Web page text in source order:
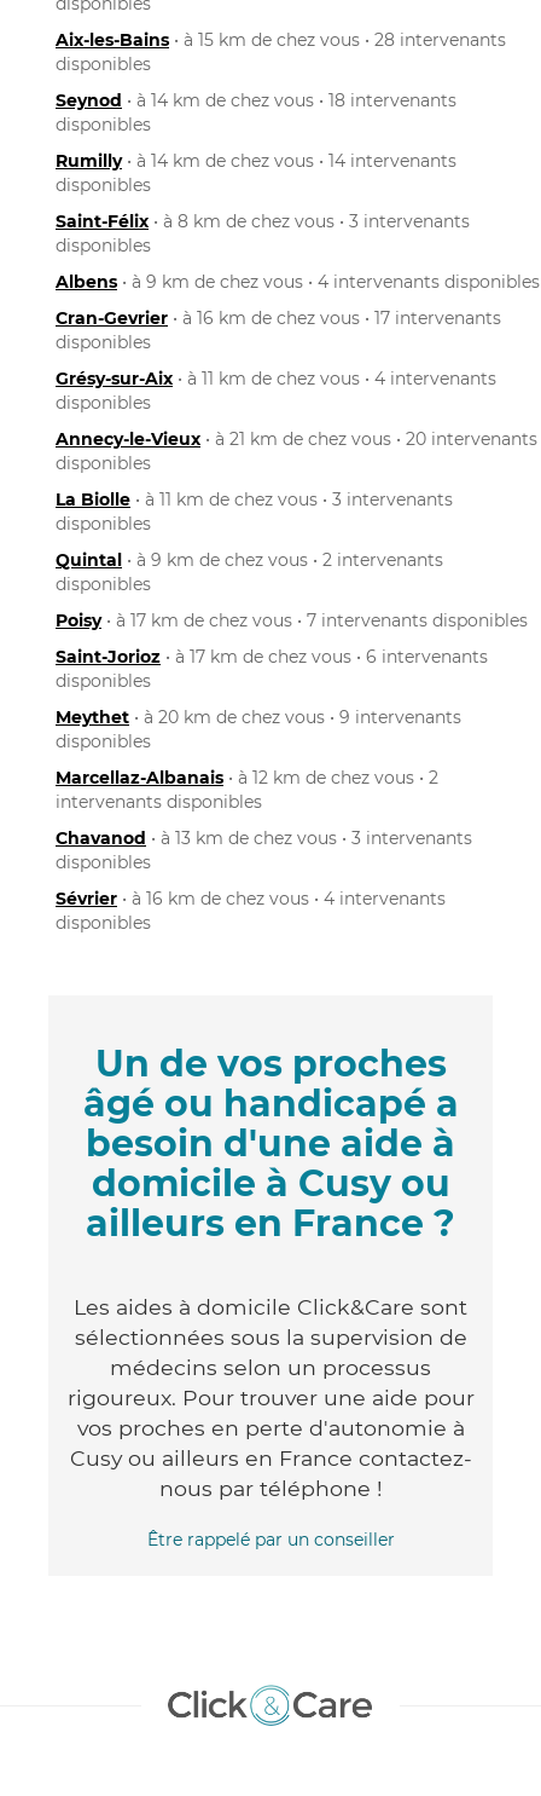
Aix-les-Bains • à 15 km de chez vous • 28 intervenants
disponibles
Seynod • à 14 km de chez vous • 18 intervenants
disponibles
Rumilly• à 14 km de chez vous • 14 intervenants
disponibles
Saint-Félix • à 8 km de chez vous • 3 intervenants
disponibles
Albens • à 9 km de chez vous • 4 intervenants disponibles
Cran-Gevrier • à 16 km de chez vous • 17 intervenants
disponibles
Grésy-sur-Aix • à 11 km de chez vous • 4 intervenants
disponibles
Annecy-le-Vieux • à 21 km de chez vous • 20 intervenants
disponibles
La Biolle • à 11 km de chez vous • 3 intervenants
disponibles
Quintal • à 9 km de chez vous • 2 intervenants
disponibles
Poisy• à 17 km de chez vous • 7 intervenants disponibles
Saint-Jorioz • à 17 km de chez vous • 6 intervenants
disponibles
Meythet • à 20 km de chez vous • 9 intervenants
disponibles
Marcellaz-Albanais • à 12 km de chez vous • 2
intervenants disponibles
Chavanod • à 13 km de chez vous • 3 intervenants
disponibles
Sévrier • à 16 km de chez vous • 4 intervenants
disponibles
Un de vos proches
âgé ou handicapé a
besoin d'une aide à
domicile à Cusy ou
ailleurs en France ?
Les aides à domicile Click&Care sont
sélectionnées sous la supervision de
médecins selon un processus
rigoureux. Pour trouver une aide pour
vos proches en perte d'autonomie à
Cusy ou ailleurs en France contactez-
nous par téléphone !
Être rappelé par un conseiller